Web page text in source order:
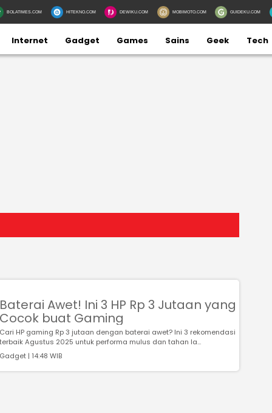
BOLATIMES.COM HITEKNO.COM DEWIKU.COM MOBIMOTO.COM GUIDEKU.COM
Internet Gadget Games Sains Geek Tech
Baterai Awet! Ini 3 HP Rp 3 Jutaan yang
Cocok buat Gaming
Cari HP gaming Rp 3 jutaan dengan baterai awet? Ini 3 rekomendasi
terbaik Agustus 2025 untuk performa mulus dan tahan la...
Gadget | 14:48 WIB